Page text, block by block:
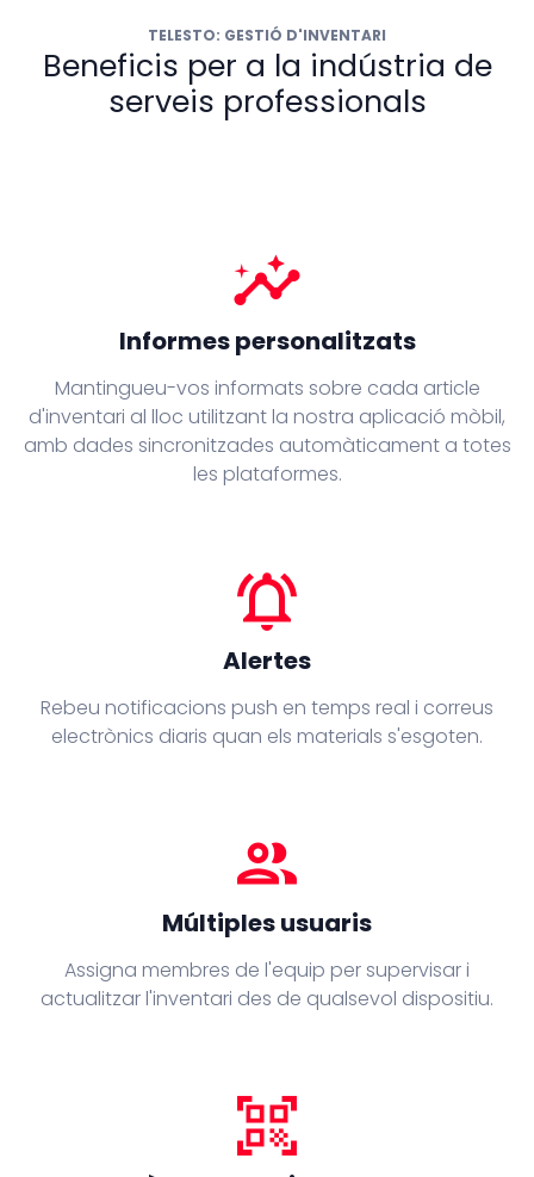
TELESTO: GESTIÓ D'INVENTARI
Beneficis per a la indústria de
serveis professionals
insights
Informes personalitzats
Mantingueu-vos informats sobre cada article
d'inventari al lloc utilitzant la nostra aplicació mòbil,
amb dades sincronitzades automàticament a totes
les plataformes.
notifications_active
Alertes
Rebeu notificacions push en temps real i correus
electrònics diaris quan els materials s'esgoten.
people
Múltiples usuaris
Assigna membres de l'equip per supervisar i
actualitzar l'inventari des de qualsevol dispositiu.
qr_code_scanner